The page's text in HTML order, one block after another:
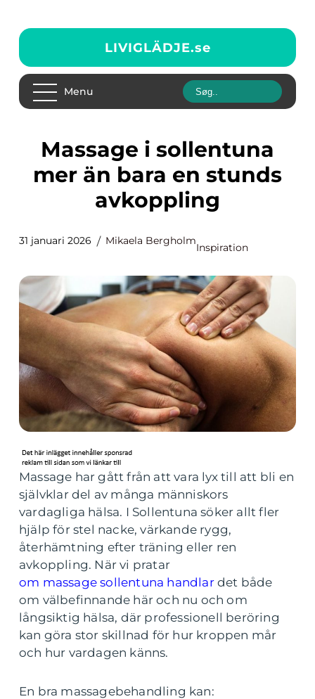
LIVIGLÄDJE.se
Menu
Massage i sollentuna
mer än bara en stunds
avkoppling
31 januari 2026 Mikaela Bergholm
Inspiration
Massage har gått från att vara lyx till att bli en
självklar del av många människors
vardagliga hälsa. I Sollentuna söker allt fler
hjälp för stel nacke, värkande rygg,
återhämtning efter träning eller ren
avkoppling. När vi pratar
om massage sollentuna handlardet både
om välbefinnande här och nu och om
långsiktig hälsa, där professionell beröring
kan göra stor skillnad för hur kroppen mår
och hur vardagen känns.
En bra massagebehandling kan: